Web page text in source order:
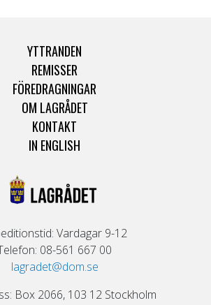
YTTRANDEN
REMISSER
FÖREDRAGNINGAR
OM LAGRÅDET
KONTAKT
IN ENGLISH
Vardagar 9-12
08-561 667 00
lagradet@dom.se
Box 2066, 103 12 Stockholm